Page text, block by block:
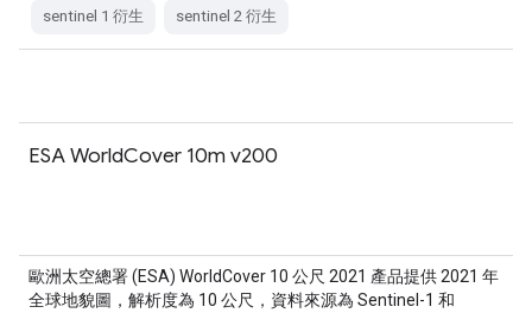
sentinel 1 衍生 sentinel 2 衍生
ESA WorldCover 10m v200
歐洲太空總署 (ESA) WorldCover 10 公尺 2021 產品提供 2021 年
全球地貌圖，解析度為 10 公尺，資料來源為 Sentinel-1 和